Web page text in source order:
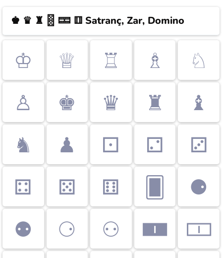
♚ ♛ ♜ 🂋 🁡 ⚅ Satranç, Zar, Domino
♔ ♕ ♖ ♗
♘
♙
♚ ♛ ♜
♝
♞
♟ ⚀ ⚁
⚂
⚃
⚄ ⚅ 🂠
⚈
⚉
⚆ ⚇ 🀰
🀱